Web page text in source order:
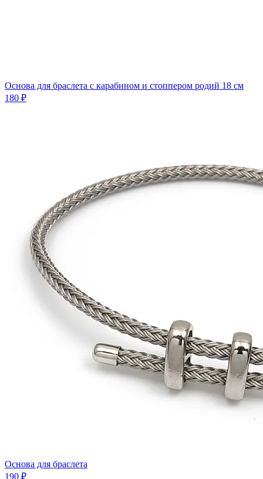
Основа для браслета с карабином и стоппером родий 18 см
180 ₽
Основа для браслета
190 ₽